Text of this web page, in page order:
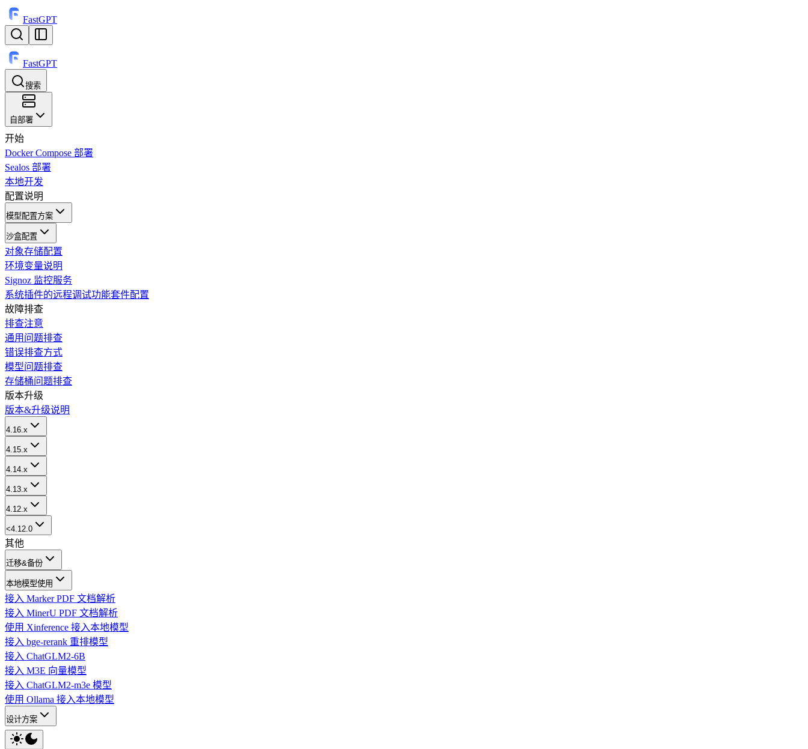
FastGPT
FastGPT
搜索
⌘K
自部署
开始
Docker Compose 部署
Sealos 部署
本地开发
配置说明
模型配置方案
沙盒配置
对象存储配置
环境变量说明
Signoz 监控服务
系统插件的远程调试功能套件配置
故障排查
排查注意
通用问题排查
错误排查方式
模型问题排查
存储桶问题排查
版本升级
版本&升级说明
4.16.x
4.15.x
4.14.x
4.13.x
4.12.x
<4.12.0
其他
迁移&备份
本地模型使用
接入 Marker PDF 文档解析
接入 MinerU PDF 文档解析
使用 Xinference 接入本地模型
接入 bge-rerank 重排模型
接入 ChatGLM2-6B
接入 M3E 向量模型
接入 ChatGLM2-m3e 模型
使用 Ollama 接入本地模型
设计方案